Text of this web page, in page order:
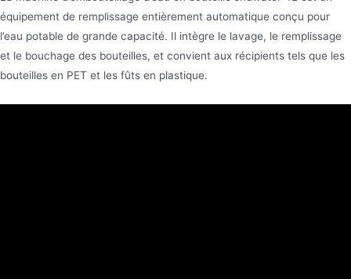
équipement de remplissage entièrement automatique conçu pour
l’eau potable de grande capacité. Il intègre le lavage, le remplissage
et le bouchage des bouteilles, et convient aux récipients tels que les
bouteilles en PET et les fûts en plastique.